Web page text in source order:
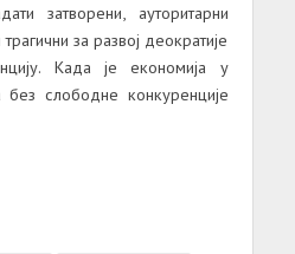
затворени, ауторитарни
за развој деократије
Када је економија у
слободне конкуренције